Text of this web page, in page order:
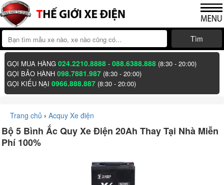
Tìm
GỌI MUA HÀNG024.2210.8888 -088.6388.888 (8:30 - 20:00)
GỌI BẢO HÀNH098.7881.987 (8:30 - 20:00)
GỌI KIẾU NẠI0966.888.887 (8:30 - 20:00)
Trang chủ › Acquy Xe điện
Bộ 5 Bình Ắc Quy Xe Điện 20Ah Thay Tại Nhà Miễn
Phí 100%